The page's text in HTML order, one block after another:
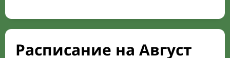
Расписание на Август